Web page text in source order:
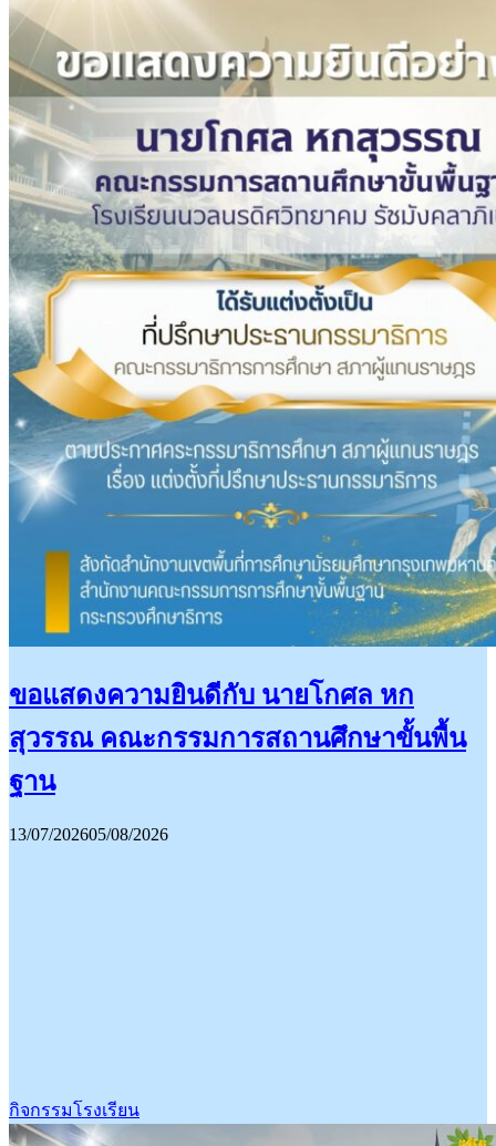
ขอแสดงความยินดีกับ นายโกศล หก
สุวรรณ คณะกรรมการสถานศึกษาขั้นพื้น
ฐาน
13/07/202605/08/2026
กิจกรรมโรงเรียน